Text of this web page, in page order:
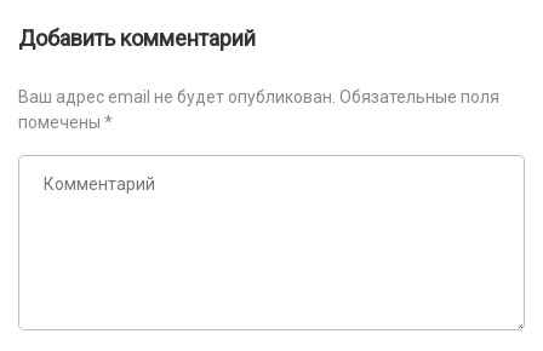
Добавить комментарий
Ваш адрес email не будет опубликован. Обязательные поля
помечены *